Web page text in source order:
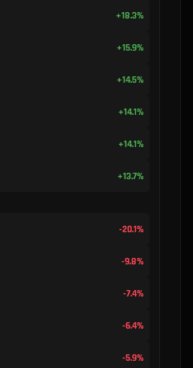
+18.3%
+15.9%
+14.5%
+14.1%
+14.1%
+13.7%
-20.1%
-9.8%
-7.4%
-6.4%
-5.9%